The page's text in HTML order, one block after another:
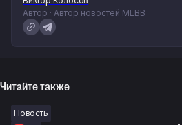
Автор · Автор новостей MLBB
Читайте также
Новость